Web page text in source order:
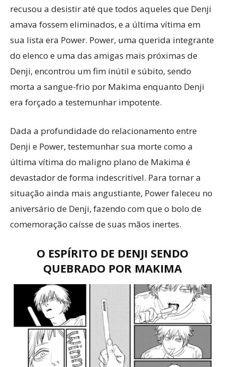
recusou a desistir até que todos aqueles que Denji
amava fossem eliminados, e a última vítima em
sua lista era Power. Power, uma querida integrante
do elenco e uma das amigas mais próximas de
Denji, encontrou um fim inútil e súbito, sendo
morta a sangue-frio por Makima enquanto Denji
era forçado a testemunhar impotente.
Dada a profundidade do relacionamento entre
Denji e Power, testemunhar sua morte como a
última vítima do maligno plano de Makima é
devastador de forma indescritível. Para tornar a
situação ainda mais angustiante, Power faleceu no
aniversário de Denji, fazendo com que o bolo de
comemoração caísse de suas mãos inertes.
O ESPÍRITO DE DENJI SENDO
QUEBRADO POR MAKIMA